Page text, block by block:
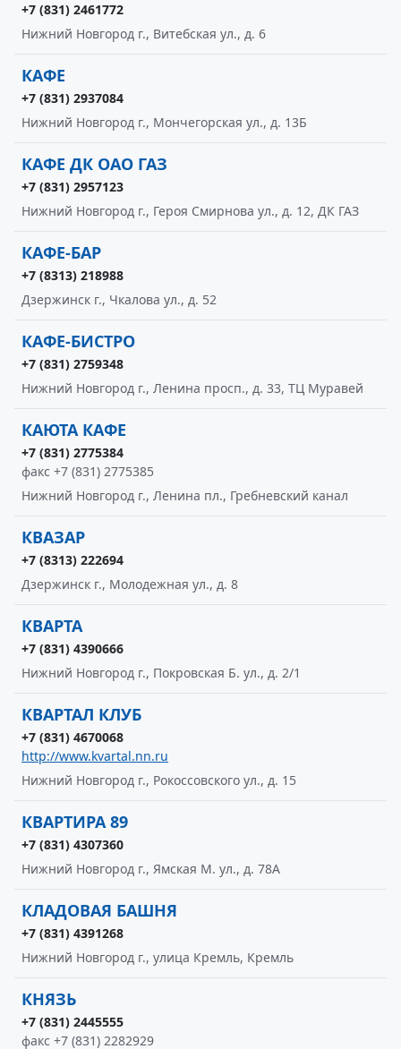
+7 (831) 2461772
Нижний Новгород г., Витебская ул., д. 6
КАФЕ
+7 (831) 2937084
Нижний Новгород г., Мончегорская ул., д. 13Б
КАФЕ ДК ОАО ГАЗ
+7 (831) 2957123
Нижний Новгород г., Героя Смирнова ул., д. 12, ДК ГАЗ
КАФЕ-БАР
+7 (8313) 218988
Дзержинск г., Чкалова ул., д. 52
КАФЕ-БИСТРО
+7 (831) 2759348
Нижний Новгород г., Ленина просп., д. 33, ТЦ Муравей
КАЮТА КАФЕ
+7 (831) 2775384
факс +7 (831) 2775385
Нижний Новгород г., Ленина пл., Гребневский канал
КВАЗАР
+7 (8313) 222694
Дзержинск г., Молодежная ул., д. 8
КВАРТА
+7 (831) 4390666
Нижний Новгород г., Покровская Б. ул., д. 2/1
КВАРТАЛ КЛУБ
+7 (831) 4670068
http://www.kvartal.nn.ru
Нижний Новгород г., Рокоссовского ул., д. 15
КВАРТИРА 89
+7 (831) 4307360
Нижний Новгород г., Ямская М. ул., д. 78А
КЛАДОВАЯ БАШНЯ
+7 (831) 4391268
Нижний Новгород г., улица Кремль, Кремль
КНЯЗЬ
+7 (831) 2445555
факс +7 (831) 2282929